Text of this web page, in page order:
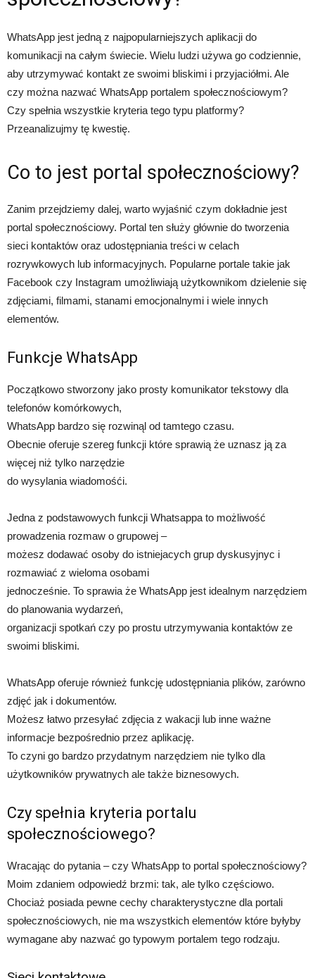
WhatsApp jest jedną z najpopularniejszych aplikacji do
komunikacji na całym świecie. Wielu ludzi używa go codziennie,
aby utrzymywać kontakt ze swoimi bliskimi i przyjaciółmi. Ale
czy można nazwać WhatsApp portalem społecznościowym?
Czy spełnia wszystkie kryteria tego typu platformy?
Przeanalizujmy tę kwestię.
Co to jest portal społecznościowy?
Zanim przejdziemy dalej, warto wyjaśnić czym dokładnie jest
portal społecznościowy. Portal ten służy głównie do tworzenia
sieci kontaktów oraz udostępniania treści w celach
rozrywkowych lub informacyjnych. Popularne portale takie jak
Facebook czy Instagram umożliwiają użytkownikom dzielenie się
zdjęciami, filmami, stanami emocjonalnymi i wiele innych
elementów.
Funkcje WhatsApp
Początkowo stworzony jako prosty komunikator tekstowy dla
telefonów komórkowych,
WhatsApp bardzo się rozwinąl od tamtego czasu.
Obecnie oferuje szereg funkcji które sprawią że uznasz ją za
więcej niż tylko narzędzie
do wysylania wiadomośći.
Jedna z podstawowych funkcji Whatsappa to możliwość
prowadzenia rozmaw o grupowej –
możesz dodawać osoby do istniejacych grup dyskusyjnyc i
rozmawiać z wieloma osobami
jednocześnie. To sprawia że WhatsApp jest idealnym narzędziem
do planowania wydarzeń,
organizacji spotkań czy po prostu utrzymywania kontaktów ze
swoimi bliskimi.
WhatsApp oferuje również funkcję udostępniania plików, zarówno
zdjęć jak i dokumentów.
Możesz łatwo przesyłać zdjęcia z wakacji lub inne ważne
informacje bezpośrednio przez aplikację.
To czyni go bardzo przydatnym narzędziem nie tylko dla
użytkowników prywatnych ale także biznesowych.
Czy spełnia kryteria portalu
społecznościowego?
Wracając do pytania – czy WhatsApp to portal społecznościowy?
Moim zdaniem odpowiedź brzmi: tak, ale tylko częściowo.
Chociaż posiada pewne cechy charakterystyczne dla portali
społecznościowych, nie ma wszystkich elementów które byłyby
wymagane aby nazwać go typowym portalem tego rodzaju.